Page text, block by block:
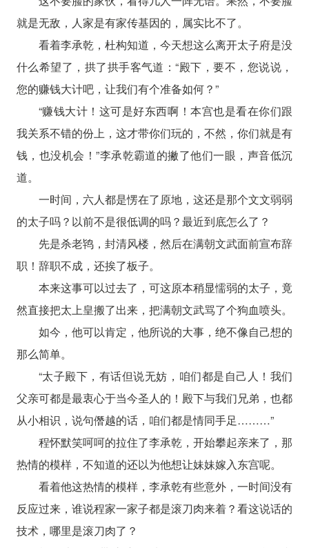
就是无敌，人家是有家传基因的，属实比不了。
看着李承乾，杜构知道，今天想这么离开太子府是没
什么希望了，拱了拱手客气道：“殿下，要不，您说说，
您的赚钱大计吧，让我们有个准备如何？”
“赚钱大计！这可是好东西啊！本宫也是看在你们跟
我关系不错的份上，这才带你们玩的，不然，你们就是有
钱，也没机会！”李承乾霸道的撇了他们一眼，声音低沉
道。
一时间，六人都是愣在了原地，这还是那个文文弱弱
的太子吗？以前不是很低调的吗？最近到底怎么了？
先是杀老鸨，封清风楼，然后在满朝文武面前宣布辞
职！辞职不成，还挨了板子。
本来这事可以过去了，可这原本稍显懦弱的太子，竟
然直接把太上皇搬了出来，把满朝文武骂了个狗血喷头。
如今，他可以肯定，他所说的大事，绝不像自己想的
那么简单。
“太子殿下，有话但说无妨，咱们都是自己人！我们
父亲可都是最衷心于当今圣人的！殿下与我们兄弟，也都
从小相识，说句僭越的话，咱们都是情同手足………”
程怀默笑呵呵的拉住了李承乾，开始攀起亲来了，那
热情的模样，不知道的还以为他想让妹妹嫁入东宫呢。
看着他这热情的模样，李承乾有些意外，一时间没有
反应过来，谁说程家一家子都是滚刀肉来着？看这说话的
技术，哪里是滚刀肉了？